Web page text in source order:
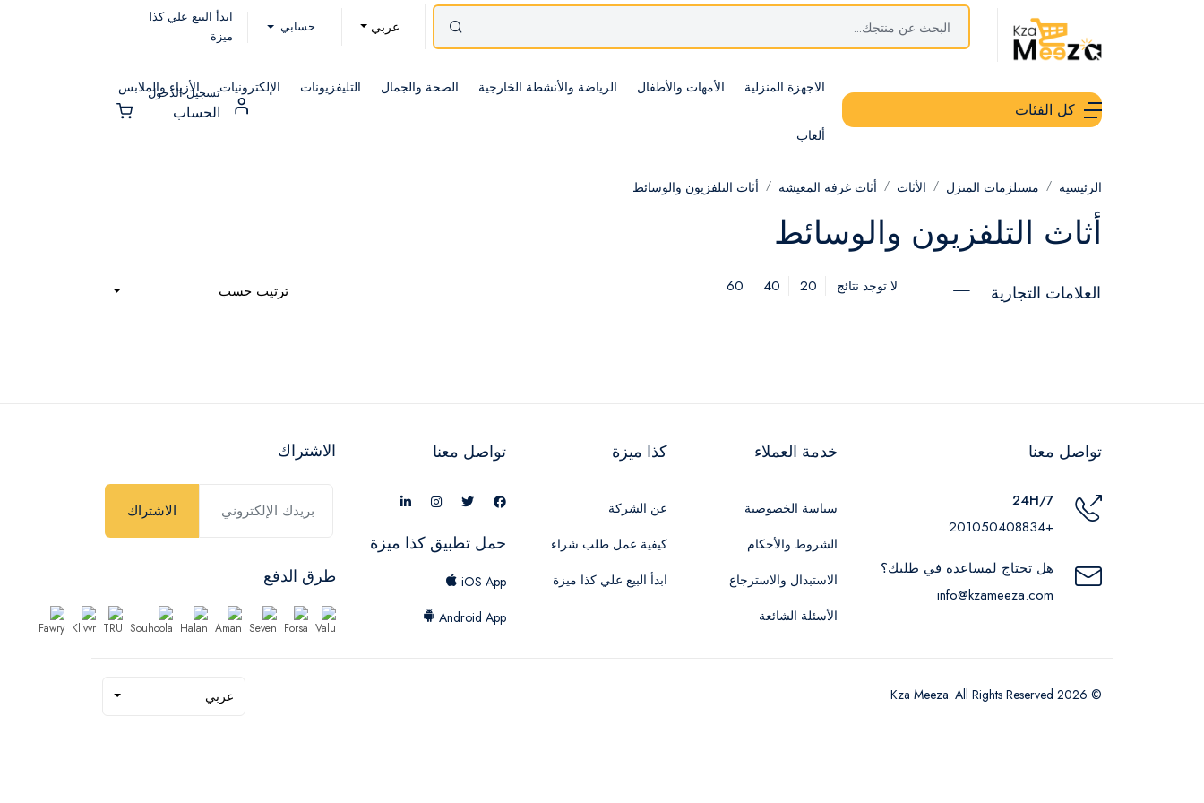
عربي حسابي
ابدأ البيع علي كذا
ميزة
كل الفئات
الاجهزة المنزلية الأمهات والأطفال الرياضة والأنشطة الخارجية الصحة والجمال التليفزيونات الإلكترونيات الأزياء والملابس
ألعاب
تسجيل الدخول
الحساب
الرئيسية مستلزمات المنزل الأثاث أثاث غرفة المعيشة أثاث التلفزيون والوسائط
أثاث التلفزيون والوسائط
العلامات التجارية لا توجد نتائج 20
40
60 ترتيب حسب
تواصل معنا
24H/7
+201050408834
هل تحتاج لمساعده في طلبك؟
info@kzameeza.com
خدمة العملاء
سياسة الخصوصية
الشروط والأحكام
الاستبدال والاسترجاع
الأسئلة الشائعة
كذا ميزة
عن الشركة
كيفية عمل طلب شراء
ابدأ البيع علي كذا ميزة
تواصل معنا
حمل تطبيق كذا ميزة
iOS App
Android App
الاشتراك
الاشتراك
طرق الدفع
© 2026 Kza Meeza. All Rights Reserved عربي